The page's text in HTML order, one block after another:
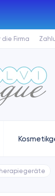
die Firma